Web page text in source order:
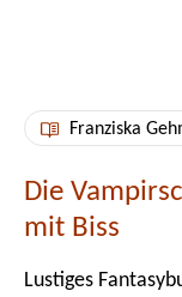
Franziska
Die
mit Biss
Lustiges